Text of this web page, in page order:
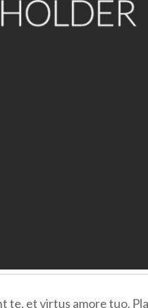
te, et virtus amore tuo.